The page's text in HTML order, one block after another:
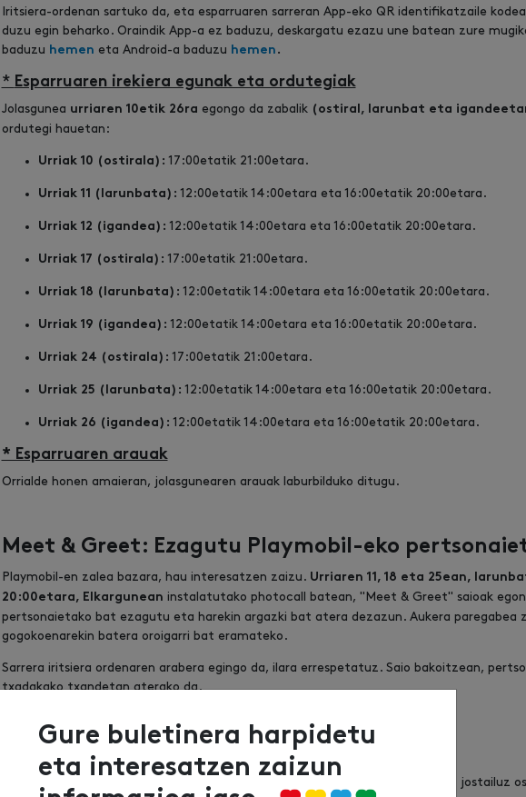
Iritsiera-ordenan sartuko da, eta esparruaren sarreran App-eko QR identifikatzaile
duzu egin beharko. Oraindik App-a ez baduzu, deskargatu ezazu une batean zure
baduzu hemen eta Android-a baduzu hemen .
* Esparruaren irekiera egunak eta ordutegiak
Jolasgunea urriaren 10etik 26ra egongo da zabalik (ostiral, larunbat eta
ordutegi hauetan:
Urriak 10 (ostirala): 17:00etatik 21:00etara.
Urriak 11 (larunbata): 12:00etatik 14:00etara eta 16:00etatik 20:00etara.
Urriak 12 (igandea): 12:00etatik 14:00etara eta 16:00etatik 20:00etara.
Urriak 17 (ostirala): 17:00etatik 21:00etara.
Urriak 18 (larunbata): 12:00etatik 14:00etara eta 16:00etatik 20:00etara.
Urriak 19 (igandea): 12:00etatik 14:00etara eta 16:00etatik 20:00etara.
Urriak 24 (ostirala): 17:00etatik 21:00etara.
Urriak 25 (larunbata): 12:00etatik 14:00etara eta 16:00etatik 20:00etara.
Urriak 26 (igandea): 12:00etatik 14:00etara eta 16:00etatik 20:00etara.
* Esparruaren arauak
Orrialde honen amaieran, jolasgunearen arauak laburbilduko ditugu.
Meet & Greet: Ezagutu Playmobil-eko
Playmobil-en zalea bazara, hau interesatzen zaizu. Urriaren 11, 18 eta 25ean,
20:00etara, Elkargunean instalatutako photocall batean, "Meet & Greet" saioak
pertsonaietako bat ezagutu eta harekin argazki bat atera dezazun. Aukera paregabea
gogokoenarekin batera oroigarri bat eramateko.
Sarrera iritsiera ordenaren arabera egingo da, ilara errespetatuz. Saio bakoitzean,
txadakako txandetan aterako da.
Playmobil jostailu-sorta baten zozketa
, Playmobil-en bost jostailuz
Gure buletinera harpidetu
eta interesatzen zaizun